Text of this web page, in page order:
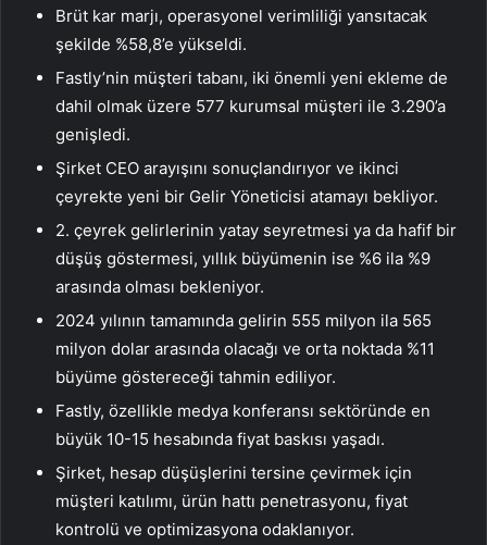
Brüt kar marjı, operasyonel verimliliği yansıtacak
şekilde %58,8’e yükseldi.
Fastly’nin müşteri tabanı, iki önemli yeni ekleme de
dahil olmak üzere 577 kurumsal müşteri ile 3.290’a
genişledi.
Şirket CEO arayışını sonuçlandırıyor ve ikinci
çeyrekte yeni bir Gelir Yöneticisi atamayı bekliyor.
2. çeyrek gelirlerinin yatay seyretmesi ya da hafif bir
düşüş göstermesi, yıllık büyümenin ise %6 ila %9
arasında olması bekleniyor.
2024 yılının tamamında gelirin 555 milyon ila 565
milyon dolar arasında olacağı ve orta noktada %11
büyüme göstereceği tahmin ediliyor.
Fastly, özellikle medya konferansı sektöründe en
büyük 10-15 hesabında fiyat baskısı yaşadı.
Şirket, hesap düşüşlerini tersine çevirmek için
müşteri katılımı, ürün hattı penetrasyonu, fiyat
kontrolü ve optimizasyona odaklanıyor.